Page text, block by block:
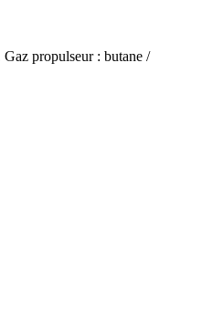
propulseur : butane /